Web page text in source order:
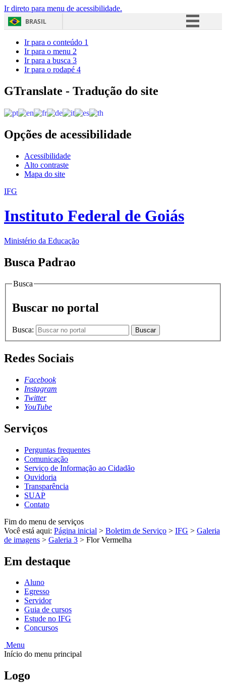
Ir direto para menu de acessibilidade.
BRASIL
Acesso à informação
Ir para o conteúdo 1
Ir para o menu 2
Ir para a busca 3
Ir para o rodapé 4
GTranslate - Tradução do site
Opções de acessibilidade
Acessibilidade
Alto contraste
Mapa do site
IFG
Instituto Federal de Goiás
Ministério da Educação
Busca Padrao
Busca
Buscar no portal
Busca: Buscar
Redes Sociais
Facebook
Instagram
Twitter
YouTube
Serviços
Perguntas frequentes
Comunicação
Serviço de Informação ao Cidadão
Ouvidoria
Transparência
SUAP
Contato
Fim do menu de serviços
Você está aqui: Página inicial > Boletim de Serviço > IFG > Galeria
de imagens > Galeria 3 > Flor Vermelha
Em destaque
Aluno
Egresso
Servidor
Guia de cursos
Estude no IFG
Concursos
Menu
Início do menu principal
Logo